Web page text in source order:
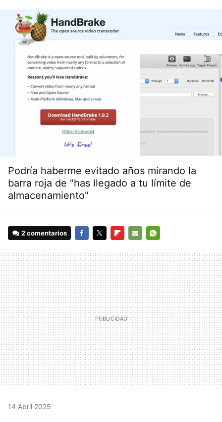
Podría haberme evitado años mirando la
barra roja de "has llegado a tu límite de
almacenamiento"
2 comentarios
MAIL
14 Abril 2025